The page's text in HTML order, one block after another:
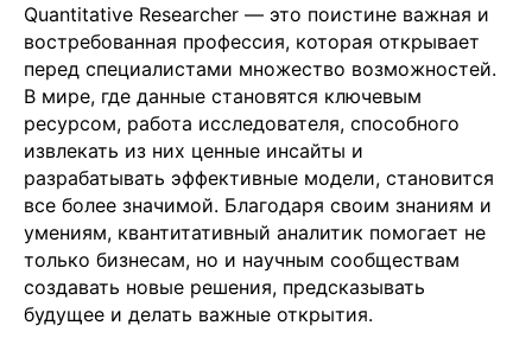
Quantitative Researcher — это поистине важная и
востребованная профессия, которая открывает
перед специалистами множество возможностей.
В мире, где данные становятся ключевым
ресурсом, работа исследователя, способного
извлекать из них ценные инсайты и
разрабатывать эффективные модели, становится
все более значимой. Благодаря своим знаниям и
умениям, квантитативный аналитик помогает не
только бизнесам, но и научным сообществам
создавать новые решения, предсказывать
будущее и делать важные открытия.
О нас
Экспертиза
Цены
Клиенты
Имплант
Блог
Политика конфиденциальности
м. Новые Черемушки, Бизнес центр
"Черри Тауэр" ул. Профсоюзная,56,офис
43
Кипр
Agios Georgios
Chavouzas, office 1-2
Limassol, Cyprus